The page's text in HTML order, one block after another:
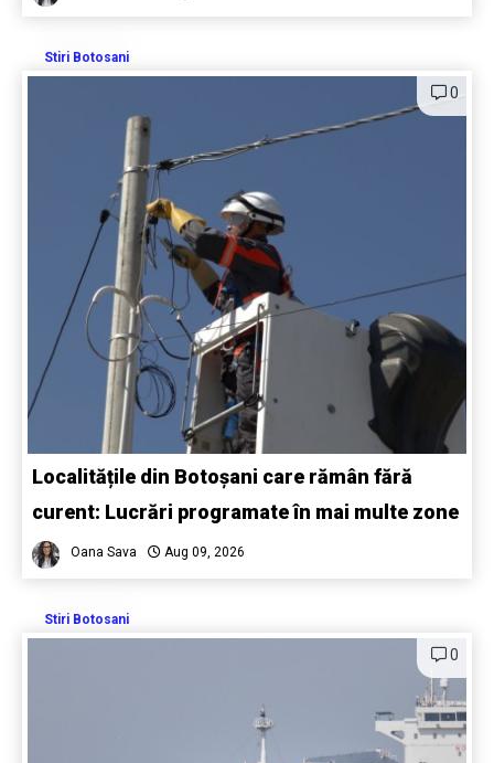
Stiri Botosani
0
Localitățile din Botoșani care rămân fără
curent: Lucrări programate în mai multe zone
Oana Sava Aug 09, 2026
Stiri Botosani
0